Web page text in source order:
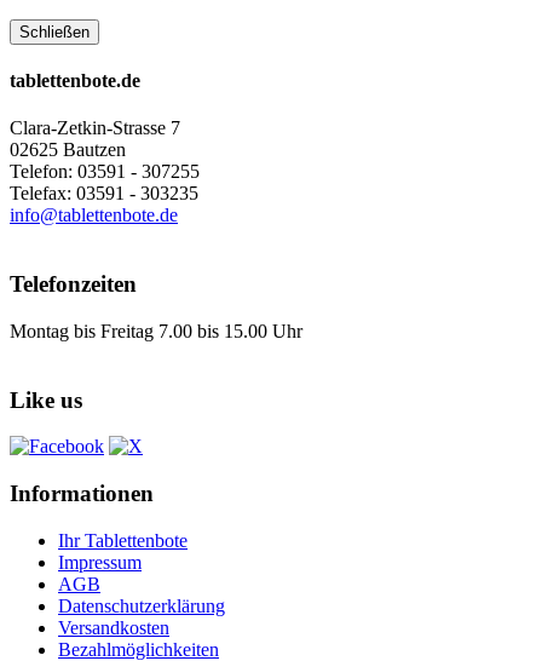
Schließen
tablettenbote.de
Clara-Zetkin-Strasse 7
02625 Bautzen
Telefon: 03591 - 307255
Telefax: 03591 - 303235
info@tablettenbote.de
Telefonzeiten
Montag bis Freitag 7.00 bis 15.00 Uhr
Like us
Informationen
Ihr Tablettenbote
Impressum
AGB
Datenschutzerklärung
Versandkosten
Bezahlmöglichkeiten